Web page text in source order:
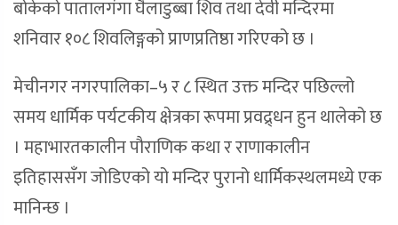
बोकेको पातालगंगा घैलाडुब्बा शिव तथा देवी मन्दिरमा
शनिवार १०८ शिवलिङ्गको प्राणप्रतिष्ठा गरिएको छ ।
मेचीनगर नगरपालिका–५ र ८ स्थित उक्त मन्दिर पछिल्लो
समय धार्मिक पर्यटकीय क्षेत्रका रूपमा प्रवद्र्धन हुन थालेको छ
। महाभारतकालीन पौराणिक कथा र राणाकालीन
इतिहाससँग जोडिएको यो मन्दिर पुरानो धार्मिकस्थलमध्ये एक
मानिन्छ ।